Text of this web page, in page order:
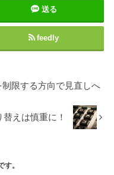
送る
feedly
限する方向で見直しへ
えは慎重に！
す。